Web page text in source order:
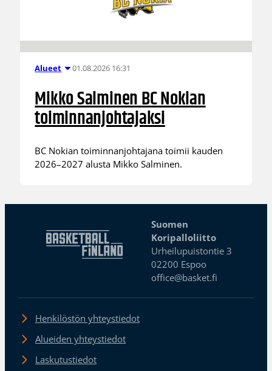
Alueet 01.08.2026 16:31
Mikko Salminen BC Nokian
toiminnanjohtajaksi
BC Nokian toiminnanjohtajana toimii kauden
2026–2027 alusta Mikko Salminen.
Suomen
Koripalloliitto
Urheilupuistontie 3
02200 Espoo
office@basket.fi
Henkilöstön yhteystiedot
Alueiden yhteystiedot
Laskutustiedot